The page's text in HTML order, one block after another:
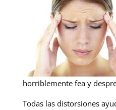
horriblemente fea y
Todas las distorsiones